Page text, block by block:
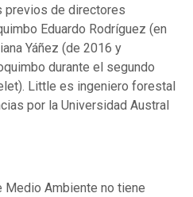
previos de directores
Eduardo Rodríguez (en
Yáñez (de 2016 y
durante el segundo
Little es ingeniero forestal
por la Universidad Austral
Medio Ambiente no tiene